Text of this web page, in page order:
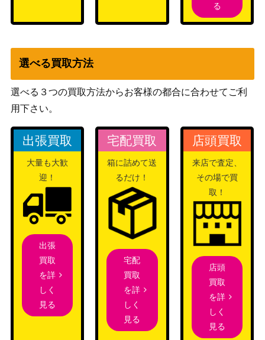
（スカーレットex）
カラマネロVMAX（HR）
ソード&シールド
ミュウツーV（SR/SA）
博士の研究[ウィロー博士]
（SR）【S10b 082/071】
ソード&シールド
200
ピカチュウVMAX（HR）
【s4 114/100】
（仰天のボルテッカ
ー）
15,000
ススキ（SR）【S10a 085/
071】
（ダークファンタズ
マ）
アローラの仲間たち（プロ
モ）【PROMO 401/SM-
P】
サン&ムーン
（プロモカード）
チルタリスex（SAR）【S
V4M 090/066】
スカーレット＆バイオ
レット
（未来の一閃）
1,900
アルセウスVSTAR（UR）
（VSTARユニバース）
る
選べる買取方法
選べる３つの買取方法からお客様の都合に合わせてご利
用下さい。
出張買取
大量も大歓
迎！
出張
買取
を詳
しく
見る
宅配買取
箱に詰めて送
るだけ！
宅配
買取
を詳
しく
見る
店頭買取
来店で査定、
その場で買
取！
店頭
買取
を詳
しく
見る